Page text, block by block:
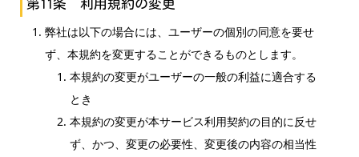
第11条 利用規約の変更
弊社は以下の場合には、ユーザーの個別の同意を要せ
ず、本規約を変更することができるものとします。
本規約の変更がユーザーの一般の利益に適合する
とき
本規約の変更が本サービス利用契約の目的に反せ
ず、かつ、変更の必要性、変更後の内容の相当性